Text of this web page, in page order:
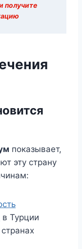
получите
показывает,
эту страну
в Турции